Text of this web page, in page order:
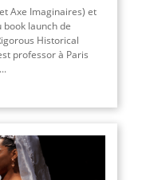
Axe Imaginaires) et
book launch de
Historical
professor à Paris